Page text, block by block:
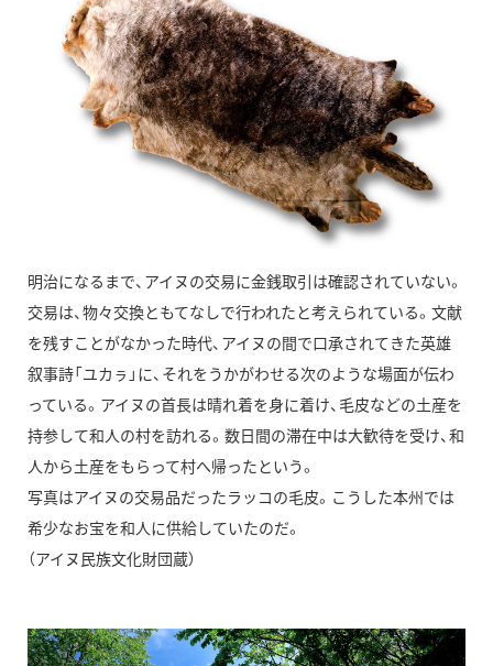
明治になるまで、アイヌの交易に金銭取引は確認されていない。
交易は、物々交換ともてなしで行われたと考えられている。文献
を残すことがなかった時代、アイヌの間で口承されてきた英雄
叙事詩「ユカㇻ」に、それをうかがわせる次のような場面が伝わ
っている。アイヌの首長は晴れ着を身に着け、毛皮などの土産を
持参して和人の村を訪れる。数日間の滞在中は大歓待を受け、和
人から土産をもらって村へ帰ったという。
写真はアイヌの交易品だったラッコの毛皮。こうした本州では
希少なお宝を和人に供給していたのだ。
（アイヌ民族文化財団蔵）